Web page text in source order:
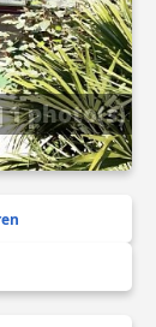
1 photo(s)